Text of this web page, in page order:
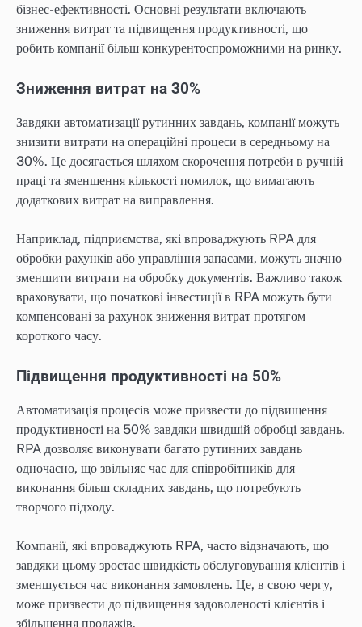
бізнес-ефективності. Основні результати включають
зниження витрат та підвищення продуктивності, що
робить компанії більш конкурентоспроможними на ринку.
Зниження витрат на 30%
Завдяки автоматизації рутинних завдань, компанії можуть
знизити витрати на операційні процеси в середньому на
30%. Це досягається шляхом скорочення потреби в ручній
праці та зменшення кількості помилок, що вимагають
додаткових витрат на виправлення.
Наприклад, підприємства, які впроваджують RPA для
обробки рахунків або управління запасами, можуть значно
зменшити витрати на обробку документів. Важливо також
враховувати, що початкові інвестиції в RPA можуть бути
компенсовані за рахунок зниження витрат протягом
короткого часу.
Підвищення продуктивності на 50%
Автоматизація процесів може призвести до підвищення
продуктивності на 50% завдяки швидшій обробці завдань.
RPA дозволяє виконувати багато рутинних завдань
одночасно, що звільняє час для співробітників для
виконання більш складних завдань, що потребують
творчого підходу.
Компанії, які впроваджують RPA, часто відзначають, що
завдяки цьому зростає швидкість обслуговування клієнтів і
зменшується час виконання замовлень. Це, в свою чергу,
може призвести до підвищення задоволеності клієнтів і
збільшення продажів.